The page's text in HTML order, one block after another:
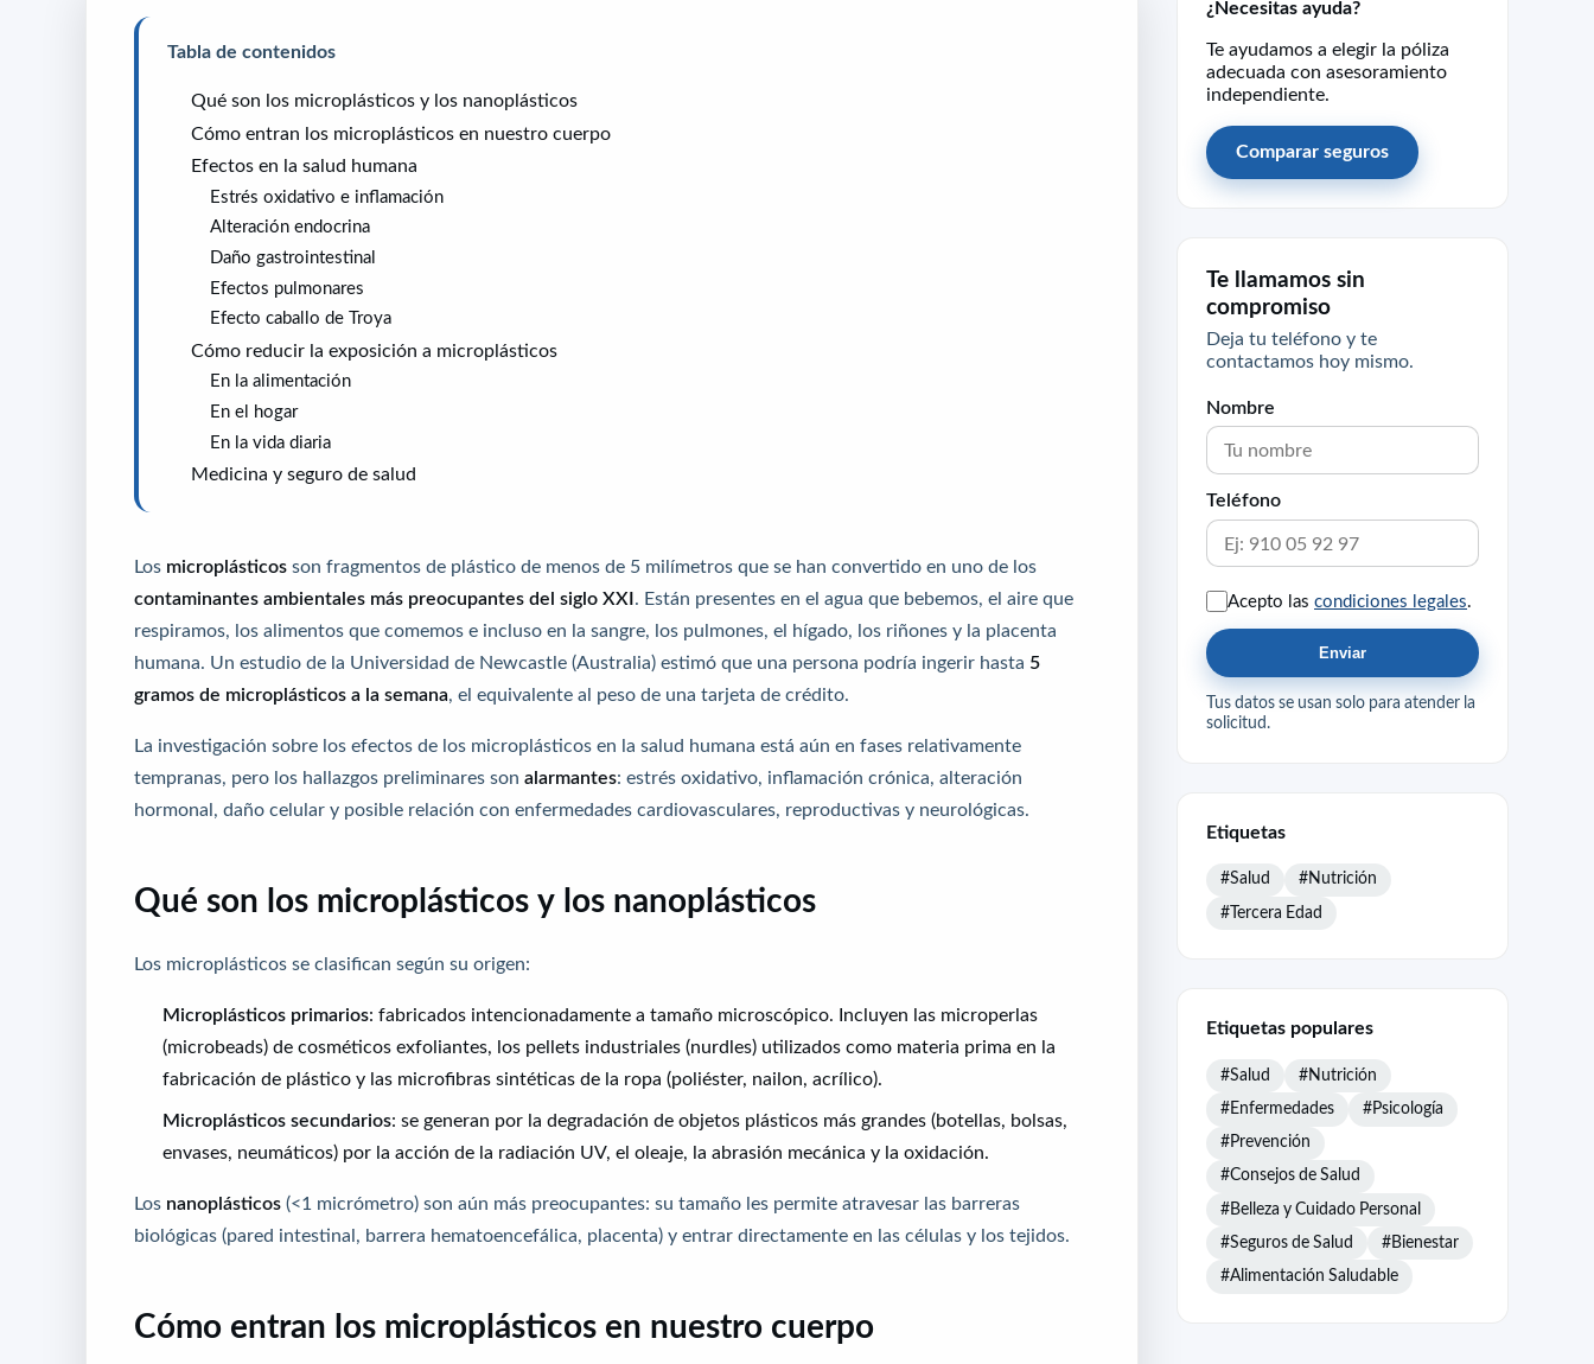
Tabla de contenidos
Qué son los microplásticos y los nanoplásticos
Cómo entran los microplásticos en nuestro cuerpo
Efectos en la salud humana
Estrés oxidativo e inflamación
Alteración endocrina
Daño gastrointestinal
Efectos pulmonares
Efecto caballo de Troya
Cómo reducir la exposición a microplásticos
En la alimentación
En el hogar
En la vida diaria
Medicina y seguro de salud
Los microplásticos son fragmentos de plástico de menos de 5 milímetros que se han convertido en uno de los
contaminantes ambientales más preocupantes del siglo XXI . Están presentes en el agua que bebemos, el aire que
respiramos, los alimentos que comemos e incluso en la sangre, los pulmones, el hígado, los riñones y la placenta
humana. Un estudio de la Universidad de Newcastle (Australia) estimó que una persona podría ingerir hasta 5
gramos de microplásticos a la semana , el equivalente al peso de una tarjeta de crédito.
La investigación sobre los efectos de los microplásticos en la salud humana está aún en fases relativamente
tempranas, pero los hallazgos preliminares son alarmantes: estrés oxidativo, inflamación crónica, alteración
hormonal, daño celular y posible relación con enfermedades cardiovasculares, reproductivas y neurológicas.
Qué son los microplásticos y los nanoplásticos
Los microplásticos se clasifican según su origen:
Microplásticos primarios: fabricados intencionadamente a tamaño microscópico. Incluyen las microperlas
(microbeads) de cosméticos exfoliantes, los pellets industriales (nurdles) utilizados como materia prima en la
fabricación de plástico y las microfibras sintéticas de la ropa (poliéster, nailon, acrílico).
Microplásticos secundarios: se generan por la degradación de objetos plásticos más grandes (botellas, bolsas,
envases, neumáticos) por la acción de la radiación UV, el oleaje, la abrasión mecánica y la oxidación.
Los nanoplásticos (<1 micrómetro) son aún más preocupantes: su tamaño les permite atravesar las barreras
biológicas (pared intestinal, barrera hematoencefálica, placenta) y entrar directamente en las células y los tejidos.
Cómo entran los microplásticos en nuestro cuerpo
¿Necesitas ayuda?
Te ayudamos a elegir la póliza
adecuada con asesoramiento
independiente.
Comparar seguros
Te llamamos sin
compromiso
Deja tu teléfono y te
contactamos hoy mismo.
Nombre
Teléfono
Acepto las condiciones legales
Enviar
Tus datos se usan solo para atender la
solicitud.
Etiquetas
#Salud #Nutrición
#Tercera Edad
Etiquetas populares
#Salud #Nutrición
#Enfermedades #Psicología
#Prevención
#Consejos de Salud
#Belleza y Cuidado Personal
#Seguros de Salud #Bienestar
#Alimentación Saludable